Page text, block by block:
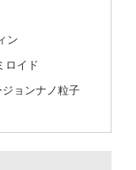
ン
ロイド
ョンナノ粒子